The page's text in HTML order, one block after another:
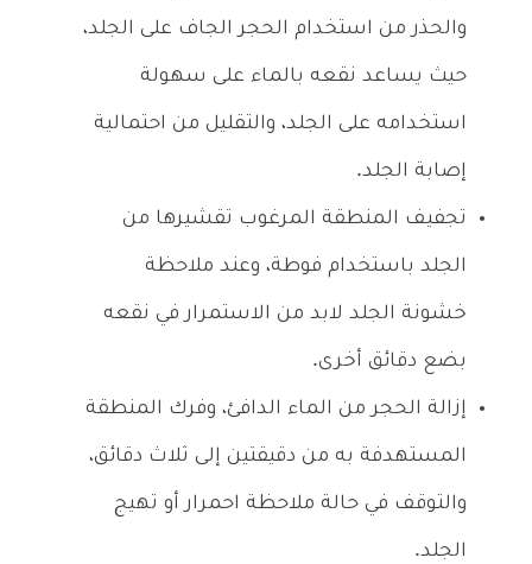
والحذر من استخدام الحجر الجاف على الجلد،
حيث يساعد نقعه بالماء على سهولة
استخدامه على الجلد، والتقليل من احتمالية
إصابة الجلد.
تجفيف المنطقة المرغوب تقشيرها من
الجلد باستخدام فوطة، وعند ملاحظة
خشونة الجلد لابد من الاستمرار في نقعه
بضع دقائق أخرى.
إزالة الحجر من الماء الدافئ، وفرك المنطقة
المستهدفة به من دقيقتين إلى ثلاث دقائق،
والتوقف في حالة ملاحظة احمرار أو تهيج
الجلد.